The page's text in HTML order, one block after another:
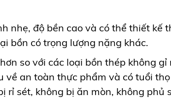
nhẹ, độ bền cao và có thể thiết kế
bồn có trọng lượng nặng khác.
so với các loại bồn thép không
an toàn thực phẩm và có tuổi
rỉ sét, không bị ăn mòn, không